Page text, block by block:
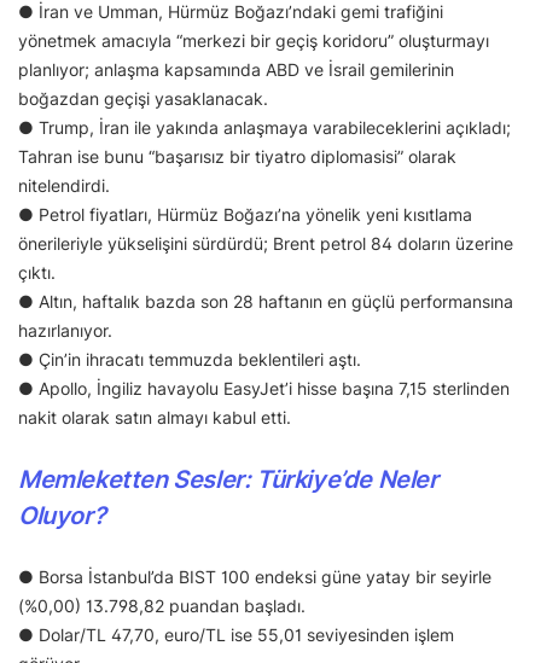
● İran ve Umman, Hürmüz Boğazı’ndaki gemi trafiğini
yönetmek amacıyla “merkezi bir geçiş koridoru” oluşturmayı
planlıyor; anlaşma kapsamında ABD ve İsrail gemilerinin
boğazdan geçişi yasaklanacak.
● Trump, İran ile yakında anlaşmaya varabileceklerini açıkladı;
Tahran ise bunu “başarısız bir tiyatro diplomasisi” olarak
nitelendirdi.
● Petrol fiyatları, Hürmüz Boğazı’na yönelik yeni kısıtlama
önerileriyle yükselişini sürdürdü; Brent petrol 84 doların üzerine
çıktı.
● Altın, haftalık bazda son 28 haftanın en güçlü performansına
hazırlanıyor.
● Çin’in ihracatı temmuzda beklentileri aştı.
● Apollo, İngiliz havayolu EasyJet’i hisse başına 7,15 sterlinden
nakit olarak satın almayı kabul etti.
Memleketten Sesler: Türkiye’de Neler
Oluyor?
● Borsa İstanbul’da BIST 100 endeksi güne yatay bir seyirle
(%0,00) 13.798,82 puandan başladı.
● Dolar/TL 47,70, euro/TL ise 55,01 seviyesinden işlem